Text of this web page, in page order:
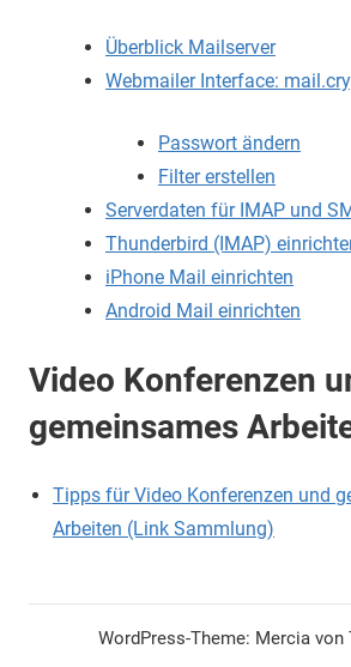
Überblick Mailserver
Webmailer Interface:
Passwort ändern
Filter erstellen
Serverdaten für IMAP und
Thunderbird (IMAP)
iPhone Mail einrichten
Android Mail einrichten
Video Konferenzen
gemeinsames
Tipps für Video Konferenzen und
Arbeiten (Link Sammlung)
WordPress-Theme: Mercia von